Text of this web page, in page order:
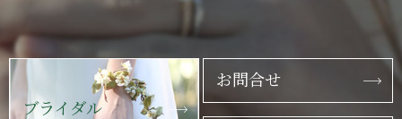
ブライダル
お問合せ